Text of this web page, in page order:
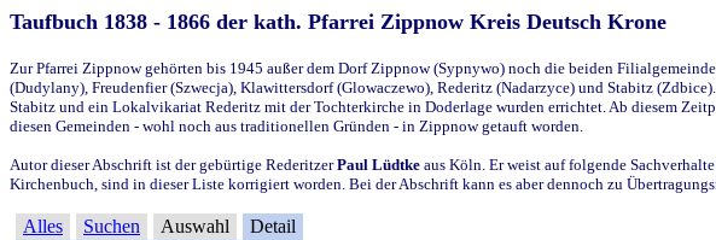
Taufbuch 1838 - 1866 der kath. Pfarrei Zippnow Kreis Deutsch Krone
Zur Pfarrei Zippnow gehörten bis 1945 außer dem Dorf Zippnow (Sypnywo) noch die beiden
(Dudylany), Freudenfier (Szwecja), Klawittersdorf (Glowaczewo), Rederitz (Nadarzyce) und Stabitz
Stabitz und ein Lokalvikariat Rederitz mit der Tochterkirche in Doderlage wurden errichtet. Ab diesem
diesen Gemeinden - wohl noch aus traditionellen Gründen - in Zippnow getauft worden.
Autor dieser Abschrift ist der gebürtige RederitzerPaul Lüdtke aus Köln. Er weist auf folgende
Kirchenbuch, sind in dieser Liste korrigiert worden. Bei der Abschrift kann es aber dennoch zu
Alles Suchen Auswahl Detail